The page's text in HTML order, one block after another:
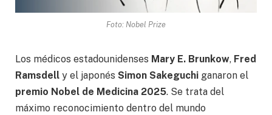
Foto: Nobel Prize
Los médicos estadounidenses Mary E. Brunkow, Fred
Ramsdell y el japonés Simon Sakeguchi ganaron el
premio Nobel de Medicina 2025. Se trata del
máximo reconocimiento dentro del mundo